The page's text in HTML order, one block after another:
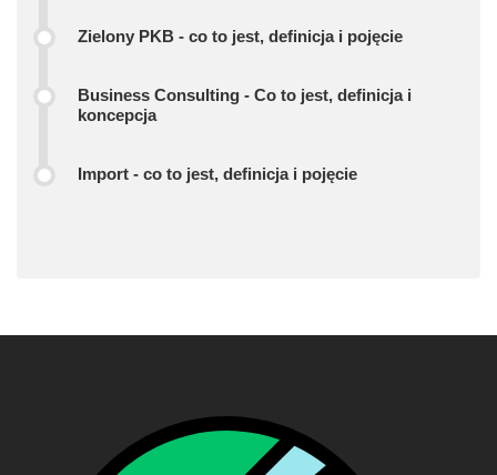
Zielony PKB - co to jest, definicja i pojęcie
Business Consulting - Co to jest, definicja i
koncepcja
Import - co to jest, definicja i pojęcie